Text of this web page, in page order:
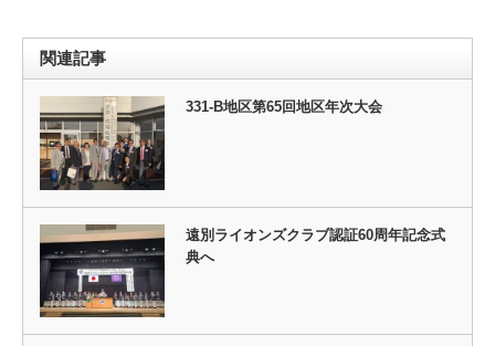
関連記事
331-B地区第65回地区年次大会
遠別ライオンズクラブ認証60周年記念式
典へ